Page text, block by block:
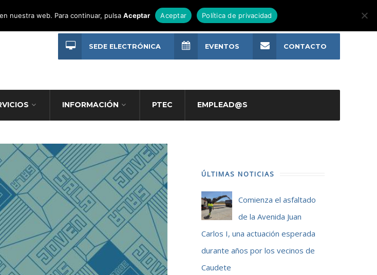
INFORMACIÓN PTEC EMPLEAD@S
SEDE ELECTRÓNICA EVENTOS CONTACTO
ÚLTIMAS NOTICIAS
Comienza el asfaltado
de la Avenida Juan
Carlos I, una actuación esperada
durante años por los vecinos de
Caudete
nuestra web. Para continuar, pulsaAceptar Aceptar Política de privacidad